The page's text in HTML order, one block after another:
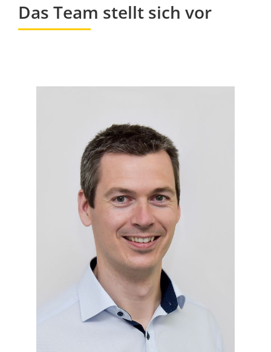
Das Team stellt sich vor